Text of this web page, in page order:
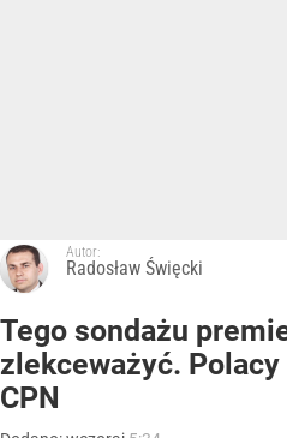
Autor:
Radosław Święcki
Tego sondażu
zlekceważyć.
CPN